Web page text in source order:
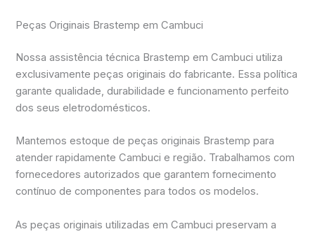
Peças Originais Brastemp em Cambuci
Nossa assistência técnica Brastemp em Cambuci utiliza
exclusivamente peças originais do fabricante. Essa política
garante qualidade, durabilidade e funcionamento perfeito
dos seus eletrodomésticos.
Mantemos estoque de peças originais Brastemp para
atender rapidamente Cambuci e região. Trabalhamos com
fornecedores autorizados que garantem fornecimento
contínuo de componentes para todos os modelos.
As peças originais utilizadas em Cambuci preservam a